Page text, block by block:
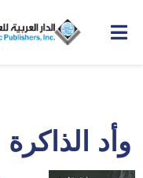
وأد الذاكرة